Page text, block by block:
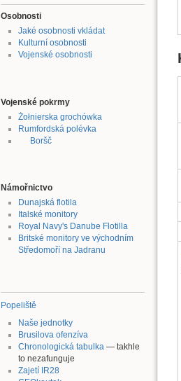
Osobnosti
Jaké osobnosti vkládat
Kulturní osobnosti
Vojenské osobnosti
Vojenské pokrmy
Żołnierska grochówka
Rumfordská polévka
Boršč
Námořnictvo
Dunajská flotila
Italské monitory
Royal Navy's Danube Flotilla
Britské monitory ve východním
Středomoří na Jadranu
Popeliště
Naše jednotky
Brusilova ofenzíva
Chronologická tabulka— takhle
to nezafunguje
Zajetí IR28